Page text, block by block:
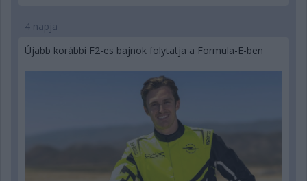
4 napja
Újabb korábbi F2-es bajnok folytatja a Formula-E-ben